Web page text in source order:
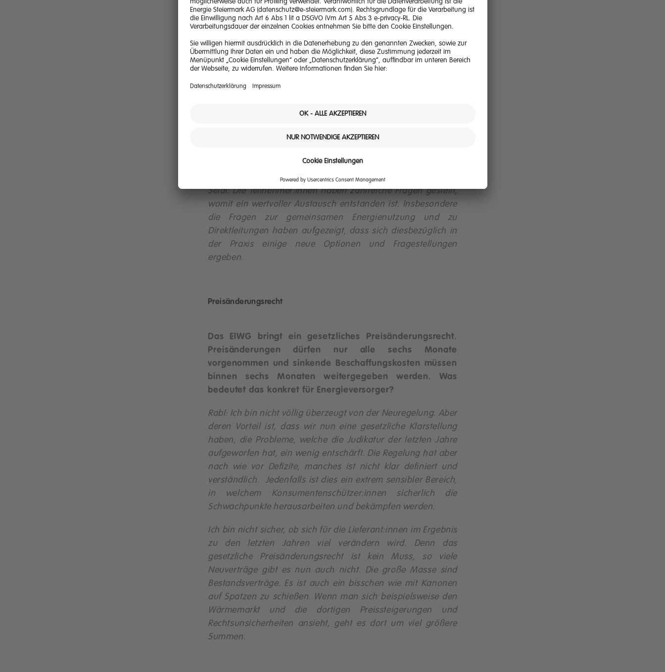
Sie haben im März bei einem Expertenvortrag in der
die Frage aus dem Publikum, die Sie am meisten
überrascht hat?
Rabl: Mich erstaunt bei Vorträgen immer wieder, dass man
dann doch manches überraschend gekommen ist. Ein Beispiel
Kund:innen. Womöglich passen hier die Erwartungen an neue
Seidl: Die Teilnehmer:innen haben zahlreiche Fragen gestellt,
womit ein wertvoller Austausch entstanden ist. Insbesondere
die Fragen zur gemeinsamen Energienutzung und zu
Direktleitungen haben aufgezeigt, dass sich diesbezüglich in
der Praxis einige neue Optionen und Fragestellungen
ergeben.
Preisänderungsrecht
Das ElWG bringt ein gesetzliches Preisänderungsrecht.
Preisänderungen dürfen nur alle sechs Monate
vorgenommen und sinkende Beschaffungskosten müssen
binnen sechs Monaten weitergegeben werden. Was
bedeutet das konkret für Energieversorger?
Rabl: Ich bin nicht völlig überzeugt von der Neuregelung. Aber
deren Vorteil ist, dass wir nun eine gesetzliche Klarstellung
haben, die Probleme, welche die Judikatur der letzten Jahre
aufgeworfen hat, ein wenig entschärft. Die Regelung hat aber
nach wie vor Defizite, manches ist nicht klar definiert und
verständlich. Jedenfalls ist dies ein extrem sensibler Bereich,
in welchem Konsumentenschützer:innen sicherlich die
Schwachpunkte herausarbeiten und bekämpfen werden.
Ich bin nicht sicher, ob sich für die Lieferant:innen im Ergebnis
zu den letzten Jahren viel verändern wird. Denn das
gesetzliche Preisänderungsrecht ist kein Muss, so viele
Neuverträge gibt es nun auch nicht. Die große Masse sind
Bestandsverträge. Es ist auch ein bisschen wie mit Kanonen
auf Spatzen zu schießen. Wenn man sich beispielsweise den
Wärmemarkt und die dortigen Preissteigerungen und
Rechtsunsicherheiten ansieht, geht es dort um viel größere
Summen.